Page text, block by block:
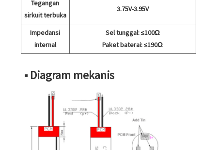
Tegangan
sirkuit terbuka
3.75V-3.95V
Impedansi
internal
Sel tunggal: ≤100Ω
Paket baterai: ≤190Ω
■ Diagram mekanis